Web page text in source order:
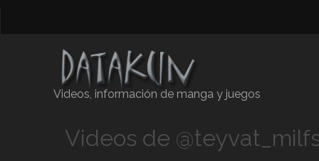
Videos, información de manga y juegos
Videos de